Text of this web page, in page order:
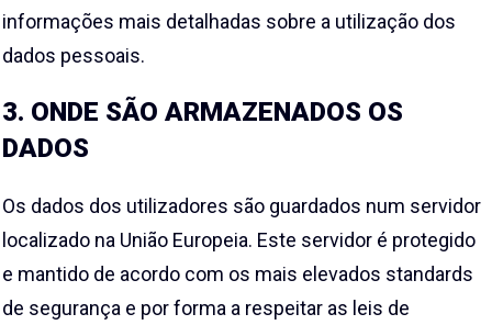
informações mais detalhadas sobre a utilização dos
dados pessoais.
3. ONDE SÃO ARMAZENADOS OS
DADOS
Os dados dos utilizadores são guardados num servidor
localizado na União Europeia. Este servidor é protegido
e mantido de acordo com os mais elevados standards
de segurança e por forma a respeitar as leis de